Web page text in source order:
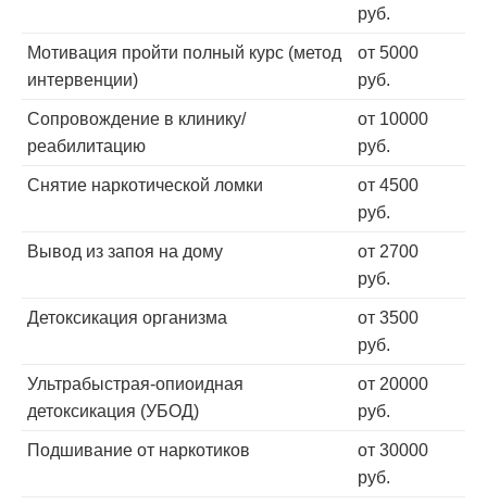
руб.
Мотивация пройти полный курс (метод
интервенции)
от 5000
руб.
Сопровождение в клинику/
реабилитацию
от 10000
руб.
Снятие наркотической ломки
от 4500
руб.
Вывод из запоя на дому
от 2700
руб.
Детоксикация организма
от 3500
руб.
Ультрабыстрая-опиоидная
детоксикация (УБОД)
от 20000
руб.
Подшивание от наркотиков
от 30000
руб.